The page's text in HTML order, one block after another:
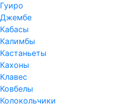
Гуиро
Джембе
Кабасы
Калимбы
Кастаньеты
Кахоны
Клавес
Ковбелы
Колокольчики